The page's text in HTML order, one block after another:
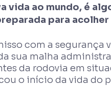
vida ao mundo, é
para
com a segurança
sua malha
da rodovia em
o início da vida do